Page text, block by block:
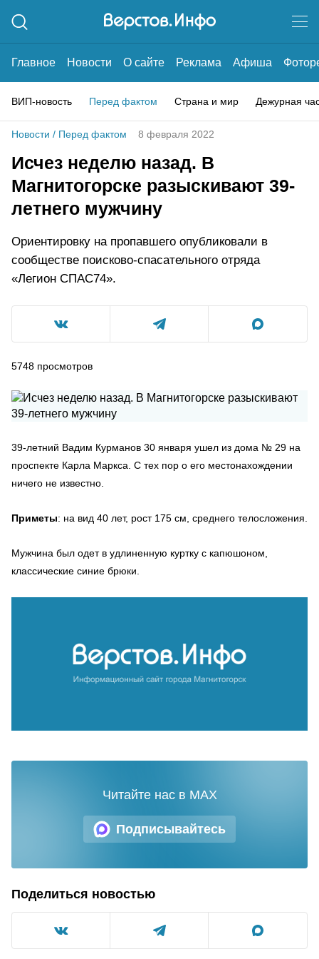
Главное Новости О сайте Реклама Афиша
ВИП-новость Перед фактом Страна и мир Дежурная
Новости / Перед фактом 8 февраля 2022
Исчез неделю назад. В
Магнитогорске разыскивают 39-
летнего мужчину
Ориентировку на пропавшего опубликовали в
сообществе поисково-спасательного отряда
«Легион СПАС74».
5748 просмотров
39-летний Вадим Курманов 30 января ушел из дома № 29 на
проспекте Карла Маркса. С тех пор о его местонахождении
ничего не известно.
Приметы: на вид 40 лет, рост 175 см, среднего телосложения.
Мужчина был одет в удлиненную куртку с капюшоном,
классические синие брюки.
Подписывайтесь
Читайте нас в MAX
Поделиться новостью